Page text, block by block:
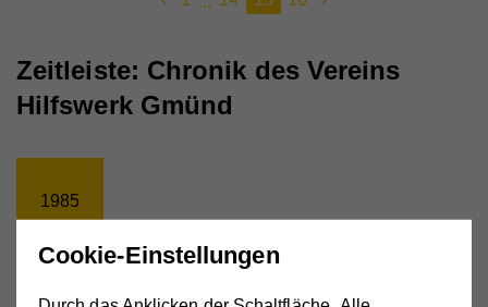
Zeitleiste: Chronik des Vereins
Hilfswerk Gmünd
1985
1985
Cookie-Einstellungen